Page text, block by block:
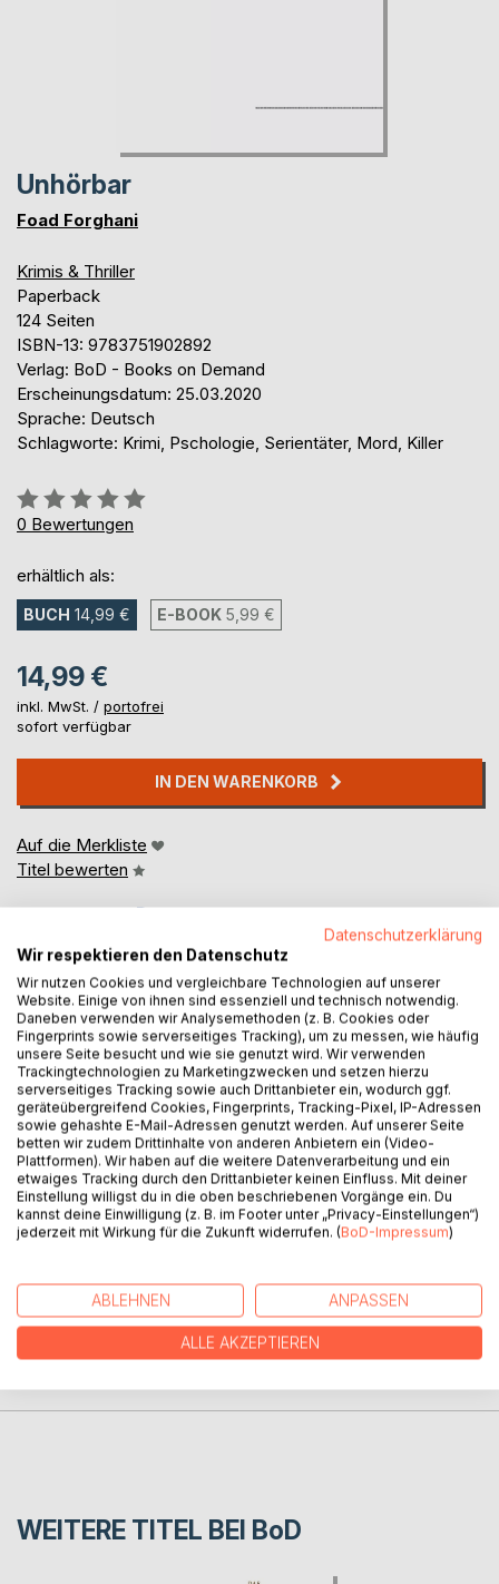
Unhörbar
Foad Forghani
Krimis & Thriller
Paperback
124 Seiten
ISBN-13: 9783751902892
Verlag: BoD - Books on Demand
Erscheinungsdatum: 25.03.2020
Sprache: Deutsch
Schlagworte: Krimi, Pschologie, Serientäter, Mord, Killer
Bewertung::
0%
0 Bewertungen
erhältlich als:
BUCH 14,99 € E-BOOK 5,99 €
14,99 €
inkl. MwSt. / portofrei
sofort verfügbar
IN DEN WARENKORB
Auf die Merkliste
Titel bewerten
BESCHREIBUNG
Ihm war nicht klar, was mit ihm geschah. Ihm war nicht klar,
worum es ging und was die Quelle seiner Probleme war.
Ihm war nicht klar, was tief in seinem Inneren versteckt war
und welchen Weg er ging. Er lernte zu tun, was die Welt mit
ihm tat.
PRESSESTIMMEN
WEITERE TITEL BEI BoD
Datenschutzerklärung
Wir respektieren den Datenschutz
Wir nutzen Cookies und vergleichbare Technologien auf unserer
Website. Einige von ihnen sind essenziell und technisch notwendig.
Daneben verwenden wir Analysemethoden (z. B. Cookies oder
Fingerprints sowie serverseitiges Tracking), um zu messen, wie häufig
unsere Seite besucht und wie sie genutzt wird. Wir verwenden
Trackingtechnologien zu Marketingzwecken und setzen hierzu
serverseitiges Tracking sowie auch Drittanbieter ein, wodurch ggf.
geräteübergreifend Cookies, Fingerprints, Tracking-Pixel, IP-Adressen
sowie gehashte E-Mail-Adressen genutzt werden. Auf unserer Seite
betten wir zudem Drittinhalte von anderen Anbietern ein (Video-
Plattformen). Wir haben auf die weitere Datenverarbeitung und ein
etwaiges Tracking durch den Drittanbieter keinen Einfluss. Mit deiner
Einstellung willigst du in die oben beschriebenen Vorgänge ein. Du
kannst deine Einwilligung (z. B. im Footer unter „Privacy-Einstellungen“)
jederzeit mit Wirkung für die Zukunft widerrufen. (BoD-Impressum)
ABLEHNEN ANPASSEN
ALLE AKZEPTIEREN